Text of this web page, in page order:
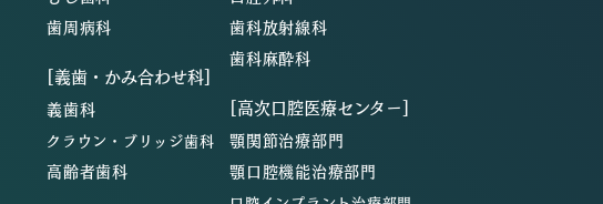
歯周病科
[義歯・かみ合わせ科]
義歯科
クラウン・ブリッジ歯科
高齢者歯科
歯科放射線科
歯科麻酔科
[高次口腔医療センター]
顎関節治療部門
顎口腔機能治療部門